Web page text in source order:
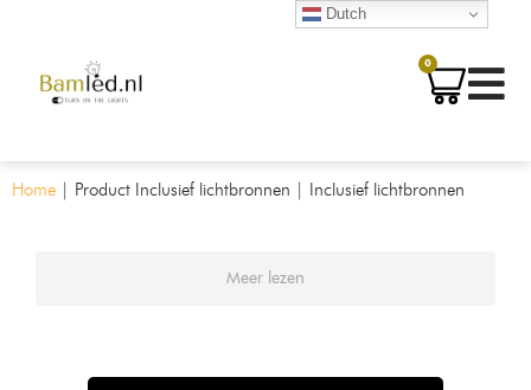
0
Home | Product Inclusief lichtbronnen | Inclusief lichtbronnen
Meer lezen
Dutch